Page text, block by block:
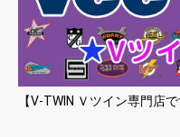
【V-TWIN Ｖツイン専門店